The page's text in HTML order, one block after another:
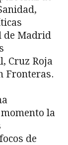
de Madrid
Cruz Roja
Fronteras.
la
de